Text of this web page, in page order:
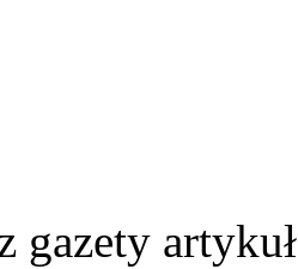
gazety artykuł